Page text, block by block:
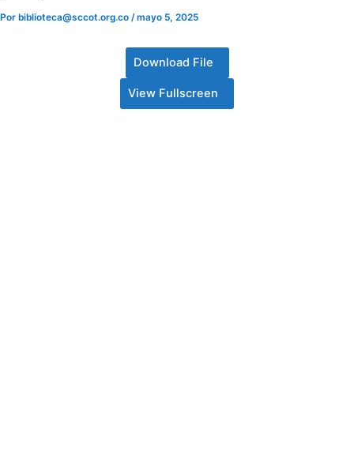
Por biblioteca@sccot.org.co /mayo 5, 2025
Download File
View Fullscreen